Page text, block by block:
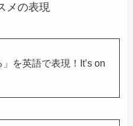
メの表現
」を英語で表現！It’s on